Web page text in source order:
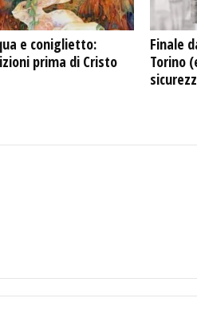
e coniglietto:
prima di Cristo
Finale
Torino